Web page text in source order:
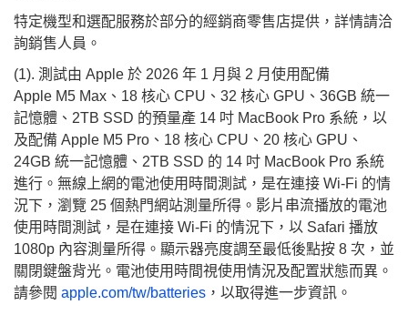
特定機型和選配服務於部分的經銷商零售店提供，詳情請洽
詢銷售人員。
(1). 測試由 Apple 於 2026 年 1 月與 2 月使用配備
Apple M5 Max、18 核心 CPU、32 核心 GPU、36GB 統一
記憶體、2TB SSD 的預量產 14 吋 MacBook Pro 系統，以
及配備 Apple M5 Pro、18 核心 CPU、20 核心 GPU、
24GB 統一記憶體、2TB SSD 的 14 吋 MacBook Pro 系統
進行。無線上網的電池使用時間測試，是在連接 Wi-Fi 的情
況下，瀏覽 25 個熱門網站測量所得。影片串流播放的電池
使用時間測試，是在連接 Wi-Fi 的情況下，以 Safari 播放
1080p 內容測量所得。顯示器亮度調至最低後點按 8 次，並
關閉鍵盤背光。電池使用時間視使用情況及配置狀態而異。
請參閱 apple.com/tw/batteries ，以取得進一步資訊。